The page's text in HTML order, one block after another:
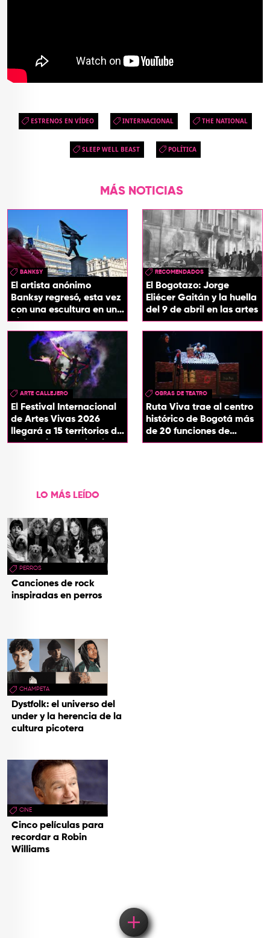
ESTRENOS EN VÍDEO INTERNACIONAL THE NATIONAL
SLEEP WELL BEAST POLÍTICA
MÁS NOTICIAS
BANKSY
El artista anónimo
Banksy regresó, esta vez
con una escultura en una
plaza de Londres
RECOMENDADOS
El Bogotazo: Jorge
Eliécer Gaitán y la huella
del 9 de abril en las artes
ARTE CALLEJERO
El Festival Internacional
de Artes Vivas 2026
llegará a 15 territorios de
Colombia con ‘Circuitos
OBRAS DE TEATRO
Ruta Viva trae al centro
histórico de Bogotá más
de 20 funciones de
teatro
LO MÁS LEÍDO
PERROS
Canciones de rock
inspiradas en perros
CHAMPETA
Dystfolk: el universo del
under y la herencia de la
cultura picotera
CINE
Cinco películas para
recordar a Robin
Williams